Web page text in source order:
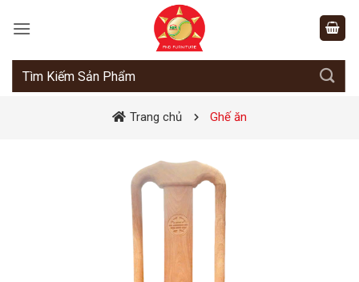
qua
dungTìm
Trang chủ Ghế ăn